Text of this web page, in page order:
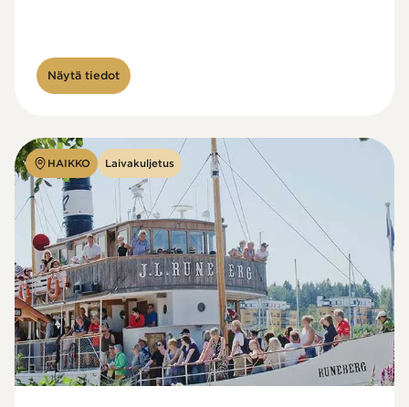
Näytä tiedot
HAIKKO Laivakuljetus